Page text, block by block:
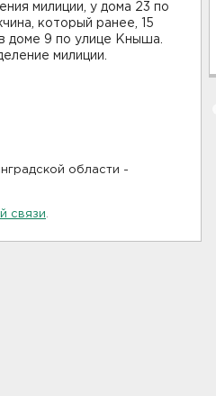
милиции, у дома 23 по
который ранее, 15
доме 9 по улице Кныша.
милиции.
области -
связи